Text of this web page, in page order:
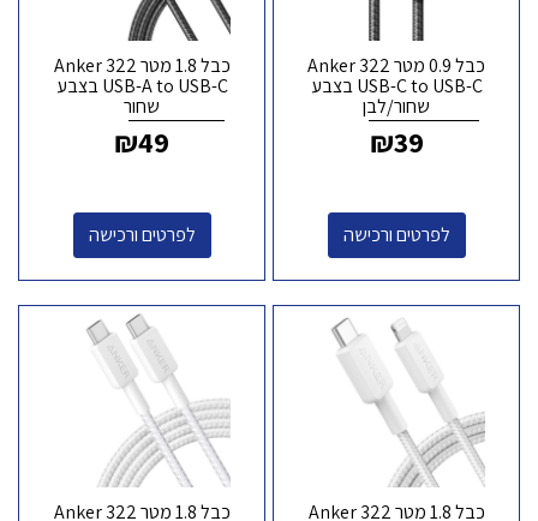
כבל 0.9 מטר Anker 322
USB-C to USB-C בצבע
שחור/לבן
₪39
לפרטים ורכישה
כבל 1.8 מטר Anker 322
USB-A to USB-C בצבע
שחור
₪49
לפרטים ורכישה
כבל 1.8 מטר Anker 322
כבל 1.8 מטר Anker 322